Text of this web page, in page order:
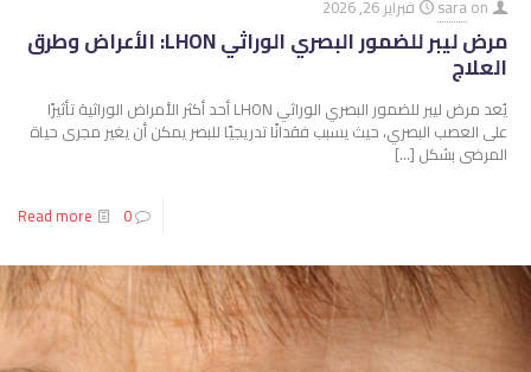
saraon فبراير 26, 2026
مرض ليبر للضمور البصري الوراثي LHON: الأعراض وطرق
العلاج
يُعد مرض ليبر للضمور البصري الوراثي LHON أحد أكثر الأمراض الوراثية تأثيرًا
على العصب البصري، حيث يسبب فقدانًا تدريجيًا للبصر يمكن أن يغير مجرى حياة
المرضى بشكل […]
0
Read more